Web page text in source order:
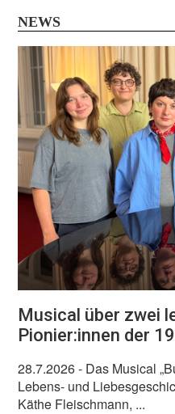
NEWS
Musical über zwei
Pionier:innen der
28.7.2026- Das Musical
Lebens- und
Käthe Fleischmann, ...